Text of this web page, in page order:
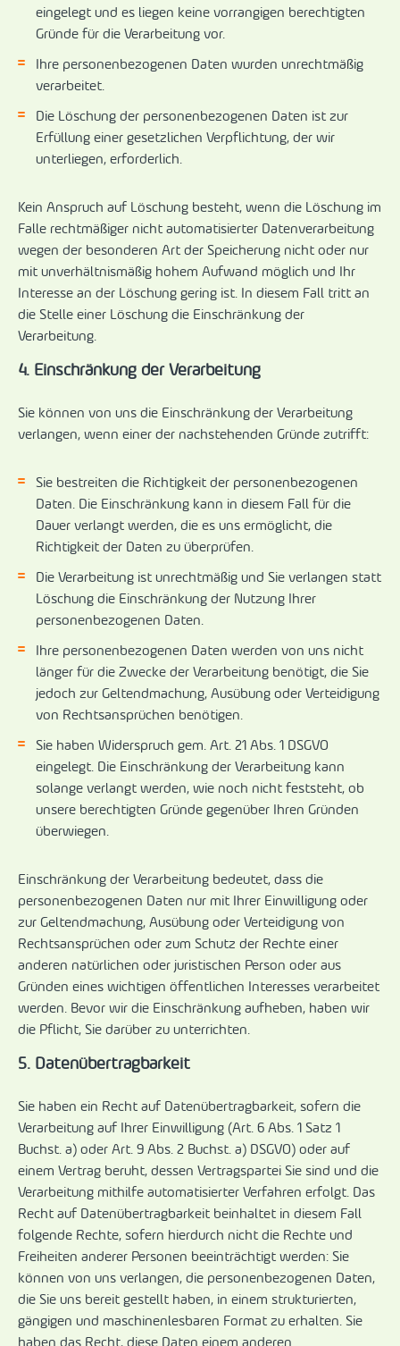
eingelegt und es liegen keine vorrangigen berechtigten
Gründe für die Verarbeitung vor.
Ihre personenbezogenen Daten wurden unrechtmäßig
verarbeitet.
Die Löschung der personenbezogenen Daten ist zur
Erfüllung einer gesetzlichen Verpflichtung, der wir
unterliegen, erforderlich.
Kein Anspruch auf Löschung besteht, wenn die Löschung im
Falle rechtmäßiger nicht automatisierter Datenverarbeitung
wegen der besonderen Art der Speicherung nicht oder nur
mit unverhältnismäßig hohem Aufwand möglich und Ihr
Interesse an der Löschung gering ist. In diesem Fall tritt an
die Stelle einer Löschung die Einschränkung der
Verarbeitung.
4. Einschränkung der Verarbeitung
Sie können von uns die Einschränkung der Verarbeitung
verlangen, wenn einer der nachstehenden Gründe zutrifft:
Sie bestreiten die Richtigkeit der personenbezogenen
Daten. Die Einschränkung kann in diesem Fall für die
Dauer verlangt werden, die es uns ermöglicht, die
Richtigkeit der Daten zu überprüfen.
Die Verarbeitung ist unrechtmäßig und Sie verlangen statt
Löschung die Einschränkung der Nutzung Ihrer
personenbezogenen Daten.
Ihre personenbezogenen Daten werden von uns nicht
länger für die Zwecke der Verarbeitung benötigt, die Sie
jedoch zur Geltendmachung, Ausübung oder Verteidigung
von Rechtsansprüchen benötigen.
Sie haben Widerspruch gem. Art. 21 Abs. 1 DSGVO
eingelegt. Die Einschränkung der Verarbeitung kann
solange verlangt werden, wie noch nicht feststeht, ob
unsere berechtigten Gründe gegenüber Ihren Gründen
überwiegen.
Einschränkung der Verarbeitung bedeutet, dass die
personenbezogenen Daten nur mit Ihrer Einwilligung oder
zur Geltendmachung, Ausübung oder Verteidigung von
Rechtsan­sprüchen oder zum Schutz der Rechte einer
anderen natürlichen oder juristischen Person oder aus
Gründen eines wichtigen öffentlichen Interesses verarbeitet
werden. Bevor wir die Einschränkung aufheben, haben wir
die Pflicht, Sie darüber zu unterrichten.
5. Datenübertragbarkeit
Sie haben ein Recht auf Datenübertragbarkeit, sofern die
Verarbeitung auf Ihrer Einwilligung (Art. 6 Abs. 1 Satz 1
Buchst. a) oder Art. 9 Abs. 2 Buchst. a) DSGVO) oder auf
einem Vertrag beruht, dessen Vertragspartei Sie sind und die
Verarbeitung mithilfe automatisierter Verfahren erfolgt. Das
Recht auf Datenübertragbarkeit beinhaltet in diesem Fall
folgende Rechte, sofern hierdurch nicht die Rechte und
Freiheiten anderer Personen beeinträchtigt werden: Sie
können von uns verlangen, die personenbezogenen Daten,
die Sie uns bereit gestellt haben, in einem strukturierten,
gängigen und maschinenlesbaren Format zu erhalten. Sie
haben das Recht, diese Daten einem anderen